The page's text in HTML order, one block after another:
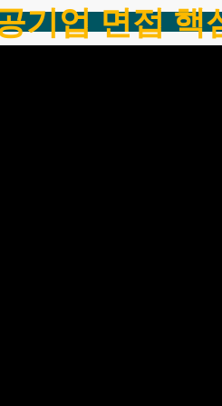
기업 면접 핵